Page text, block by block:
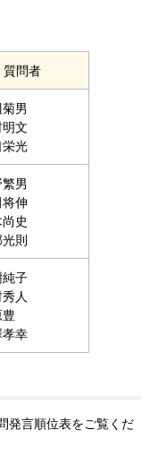
質問者
男
文
光
男
伸
史
則
子
人
幸
発言順位表をご覧くだ